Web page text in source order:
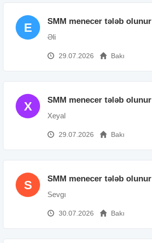
E SMM menecer tələb olunur
Əli
29.07.2026 Bakı
X SMM menecer tələb olunur
Xeyal
29.07.2026 Bakı
S SMM menecer tələb olunur
Sevgı
30.07.2026 Bakı